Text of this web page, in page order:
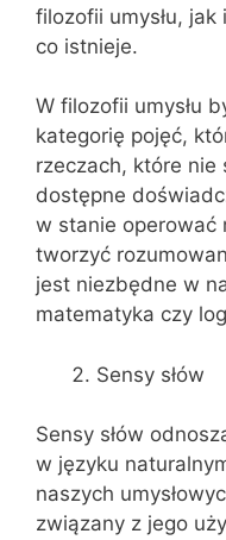
filozofii umysłu,
co istnieje.
W filozofii umysłu
kategorię pojęć,
rzeczach, które nie
dostępne
w stanie operować
tworzyć
jest niezbędne w
matematyka czy
Sensy słów
Sensy słów
w języku
naszych
związany z jego